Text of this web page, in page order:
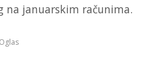
januarskim računima.
Oglas